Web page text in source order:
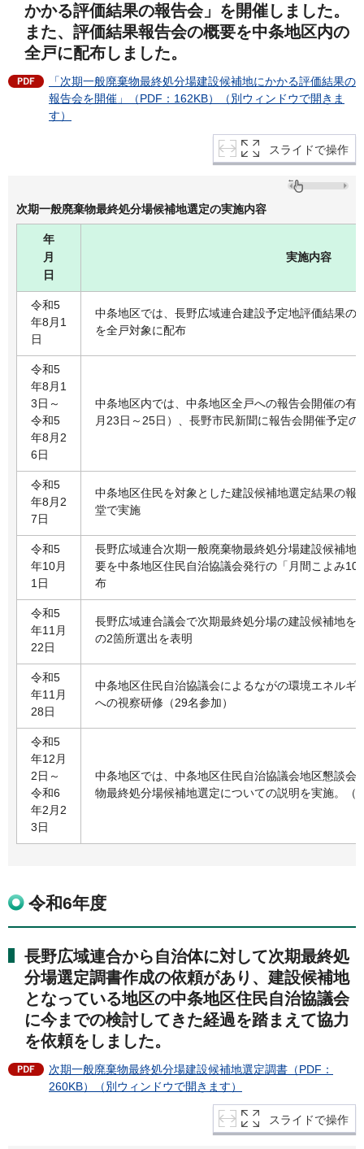
かかる評価結果の報告会」を開催しました。
また、評価結果報告会の概要を中条地区内の
全戸に配布しました。
「次期一般廃棄物最終処分場建設候補地にかかる評価結果の
報告会を開催」（PDF：162KB）（別ウィンドウで開きま
す）
スライドで操作
次期一般廃棄物最終処分場候補地選定の実施内容
年
月
日
実施内容
令和5
年8月1
日
中条地区では、長野広域連合建設予定地評価結果の
を全戸対象に配布
令和5
年8月1
3日～
令和5
年8月2
6日
中条地区内では、中条地区全戸への報告会開催の有
月23日～25日）、長野市民新聞に報告会開催予定
令和5
年8月2
7日
中条地区住民を対象とした建設候補地選定結果の報
堂で実施
令和5
年10月
1日
長野広域連合次期一般廃棄物最終処分場建設候補地
要を中条地区住民自治協議会発行の「月間こよみ10
布
令和5
年11月
22日
長野広域連合議会で次期最終処分場の建設候補地を
の2箇所選出を表明
令和5
年11月
28日
中条地区住民自治協議会によるながの環境エネルギ
への視察研修（29名参加）
令和5
年12月
2日～
令和6
年2月2
3日
中条地区では、中条地区住民自治協議会地区懇談会
物最終処分場候補地選定についての説明を実施。（
令和6年度
長野広域連合から自治体に対して次期最終処
分場選定調書作成の依頼があり、建設候補地
となっている地区の中条地区住民自治協議会
に今までの検討してきた経過を踏まえて協力
を依頼をしました。
次期一般廃棄物最終処分場建設候補地選定調書（PDF：
260KB）（別ウィンドウで開きます）
スライドで操作